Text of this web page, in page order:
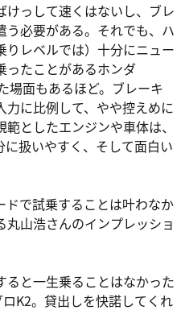
っして速くはないし、ブレ
必要がある。それでも、ハ
りレベルでは）十分にニュー
ったことがあるホンダ
場面もあるほど。ブレーキ
に比例して、やや控えめに
としたエンジンや車体は、
扱いやすく、そして面白い
で試乗することは叶わなか
山浩さんのインプレッショ
ると一生乗ることはなかった
K2。貸出しを快諾してくれ